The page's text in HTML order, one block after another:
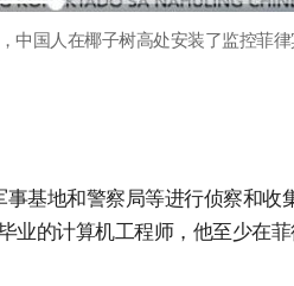
中国人在椰子树高处安装了监控菲
基地和警察局等进行侦察和
的计算机工程师，他至少在菲